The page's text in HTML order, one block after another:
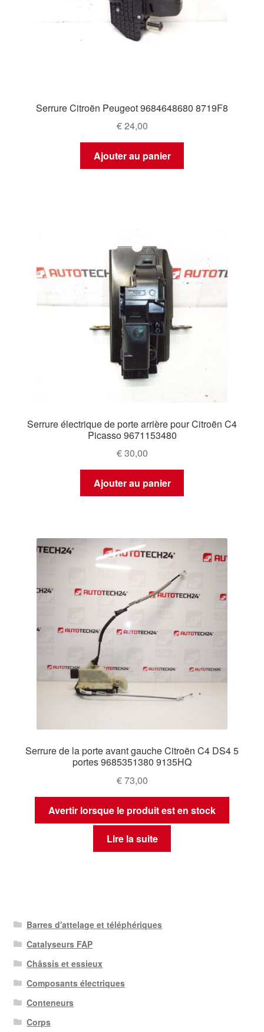
Serrure Citroën Peugeot 9684648680 8719F8
€24,00
Ajouter au panier
Serrure électrique de porte arrière pour Citroën C4
Picasso 9671153480
€30,00
Ajouter au panier
Serrure de la porte avant gauche Citroën C4 DS4 5
portes 9685351380 9135HQ
€73,00
Avertir lorsque le produit est en stock
Lire la suite
Barres d'attelage et téléphériques
Catalyseurs FAP
Châssis et essieux
Composants électriques
Conteneurs
Corps